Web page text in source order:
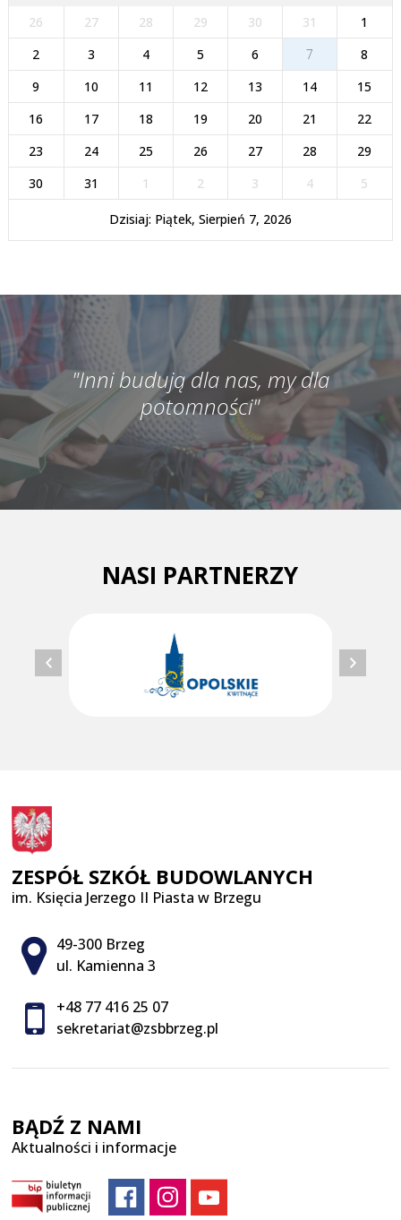
26 27 28 29 30 31
1
2
3 4 5 6 7
8
9
10 11 12 13 14
15
16
17 18 19 20 21
22
23
24 25 26 27 28
29
30
31 1 2 3 4 5
Dzisiaj: Piątek, Sierpień 7, 2026
"Inni budują dla nas, my dla
potomności"
NASI PARTNERZY
ZESPÓŁ SZKÓŁ BUDOWLANYCH
im. Księcia Jerzego II Piasta w Brzegu
Adres pocztowy:
49-300 Brzeg
ul. Kamienna 3
+48 77 416 25 07
sekretariat@zsbbrzeg.pl
BĄDŹ Z NAMI
Aktualności i informacje